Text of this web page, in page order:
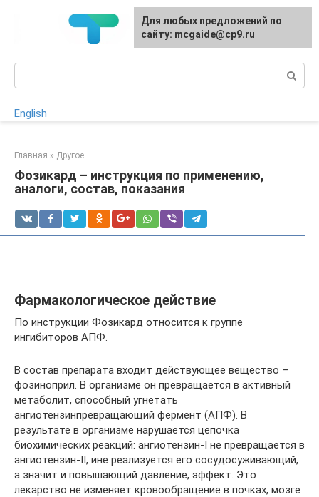
English
Главная » Другое
Фозикард – инструкция по применению,
аналоги, состав, показания
Фармакологическое действие
По инструкции Фозикард относится к группе
ингибиторов АПФ.
В состав препарата входит действующее вещество –
фозиноприл. В организме он превращается в активный
метаболит, способный угнетать
ангиотензинпревращающий фермент (АПФ). В
результате в организме нарушается цепочка
биохимических реакций: ангиотензин-I не превращается в
ангиотензин-II, ине реализуется его сосудосуживающий,
а значит и повышающий давление, эффект. Это
лекарство не изменяет кровообращение в почках, мозге
Для любых предложений по
сайту: mcgaide@cp9.ru